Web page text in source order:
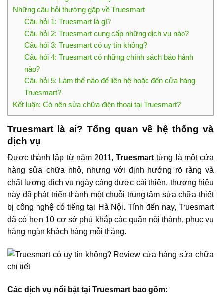
Những câu hỏi thường gặp về Truesmart
Câu hỏi 1: Truesmart là gì?
Câu hỏi 2: Truesmart cung cấp những dịch vụ nào?
Câu hỏi 3: Truesmart có uy tín không?
Câu hỏi 4: Truesmart có những chính sách bảo hành
nào?
Câu hỏi 5: Làm thế nào để liên hệ hoặc đến cửa hàng
Truesmart?
Kết luận: Có nên sửa chữa điện thoại tại Truesmart?
Truesmart là ai? Tổng quan về hệ thống và
dịch vụ
Được thành lập từ năm 2011,Truesmart từng là một cửa
hàng sửa chữa nhỏ, nhưng với định hướng rõ ràng và
chất lượng dịch vụ ngày càng được cải thiện, thương hiệu
này đã phát triển thành một chuỗi trung tâm sửa chữa thiết
bị công nghệ có tiếng tại Hà Nội. Tính đến nay, Truesmart
đã có hơn 10 cơ sở phủ khắp các quận nội thành, phục vụ
hàng ngàn khách hàng mỗi tháng.
Các dịch vụ nổi bật tại Truesmart bao gồm: